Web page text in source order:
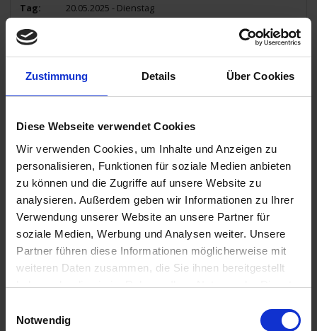
Zustimmung Details Über Cookies
Diese Webseite verwendet Cookies
Wir verwenden Cookies, um Inhalte und Anzeigen zu
personalisieren, Funktionen für soziale Medien anbieten
zu können und die Zugriffe auf unsere Website zu
analysieren. Außerdem geben wir Informationen zu Ihrer
Verwendung unserer Website an unsere Partner für
soziale Medien, Werbung und Analysen weiter. Unsere
Partner führen diese Informationen möglicherweise mit
weiteren Daten zusammen, die Sie ihnen bereitgestellt
haben oder die sie im Rahmen Ihrer Nutzung der Dienste
Notwendig
20.05.2025 - Dienstag
Spaziergang Leer mit ostfriesischer Teezermonie ca. 3 Std. - 25€
20.05.2025 - Dienstag
21.05.2025 - Mittwoch
Emden (Niedersachsen) / Deutschland
Meyer Werft Papenburg ca. 3,5-4 Std. - 49€
14.00 Uhr
21.05.2025 - Mittwoch
Delfzijl / Niederlande
16.00 Uhr